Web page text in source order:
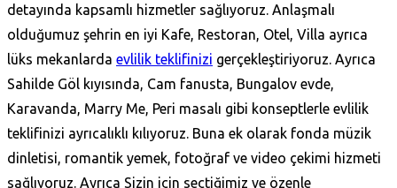
detayında kapsamlı hizmetler sağlıyoruz. Anlaşmalı
olduğumuz şehrin en iyi Kafe, Restoran, Otel, Villa ayrıca
lüks mekanlarda evlilik teklifinizi gerçekleştiriyoruz. Ayrıca
Sahilde Göl kıyısında, Cam fanusta, Bungalov evde,
Karavanda, Marry Me, Peri masalı gibi konseptlerle evlilik
teklifinizi ayrıcalıklı kılıyoruz. Buna ek olarak fonda müzik
dinletisi, romantik yemek, fotoğraf ve video çekimi hizmeti
sağlıyoruz. Ayrıca Sizin için seçtiğimiz ve özenle